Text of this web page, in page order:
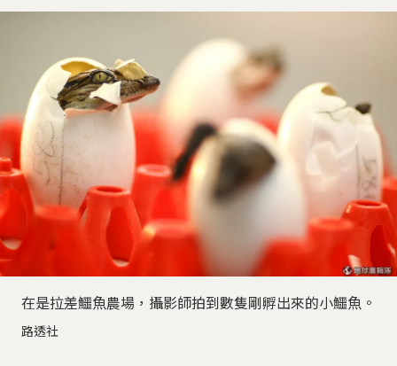
在是拉差鱷魚農場，攝影師拍到數隻剛孵出來的小鱷魚。
路透社